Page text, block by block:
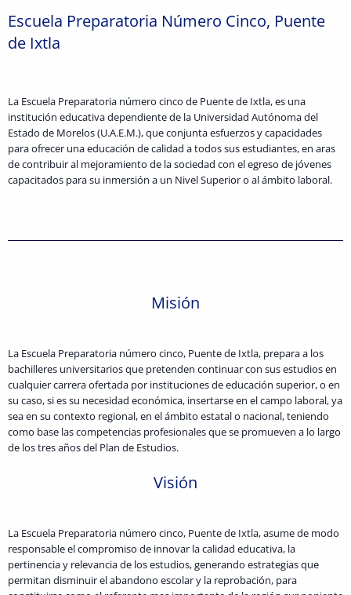
Escuela Preparatoria Número Cinco, Puente
de Ixtla
La Escuela Preparatoria número cinco de Puente de Ixtla, es una
institución educativa dependiente de la Universidad Autónoma del
Estado de Morelos (U.A.E.M.), que conjunta esfuerzos y capacidades
para ofrecer una educación de calidad a todos sus estudiantes, en aras
de contribuir al mejoramiento de la sociedad con el egreso de jóvenes
capacitados para su inmersión a un Nivel Superior o al ámbito laboral.
Misión
La Escuela Preparatoria número cinco, Puente de Ixtla, prepara a los
bachilleres universitarios que pretenden continuar con sus estudios en
cualquier carrera ofertada por instituciones de educación superior, o en
su caso, si es su necesidad económica, insertarse en el campo laboral, ya
sea en su contexto regional, en el ámbito estatal o nacional, teniendo
como base las competencias profesionales que se promueven a lo largo
de los tres años del Plan de Estudios.
Visión
La Escuela Preparatoria número cinco, Puente de Ixtla, asume de modo
responsable el compromiso de innovar la calidad educativa, la
pertinencia y relevancia de los estudios, generando estrategias que
permitan disminuir el abandono escolar y la reprobación, para